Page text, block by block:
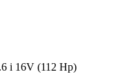
i 16V (112 Hp)